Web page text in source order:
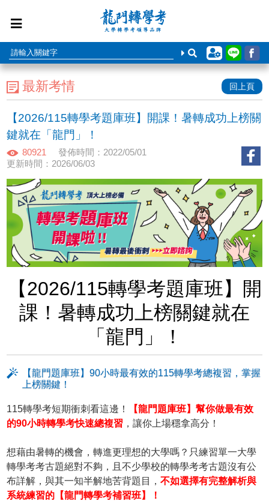
最新考情 回上頁
【2026/115轉學考題庫班】開課！暑轉成功上榜關
鍵就在「龍門」！
80921
發佈時間：2022/05/01
更新時間：2026/06/03
【2026/115轉學考題庫班】開
課！暑轉成功上榜關鍵就在
「龍門」！
【龍門題庫班】90小時最有效的115轉學考總複習，掌握
上榜關鍵！
115轉學考短期衝刺看這邊！
【龍門題庫班】幫你做最有效
的90小時轉學考快速總複習 ，讓你上場穩拿高分！
想藉由暑轉的機會，轉進更理想的大學嗎？只練習單一大學
轉學考考古題絕對不夠，且不少學校的轉學考考古題沒有公
布詳解，與其一知半解地苦背題目，不如選擇有完整解析與
系統練習的【龍門轉學考補習班】！